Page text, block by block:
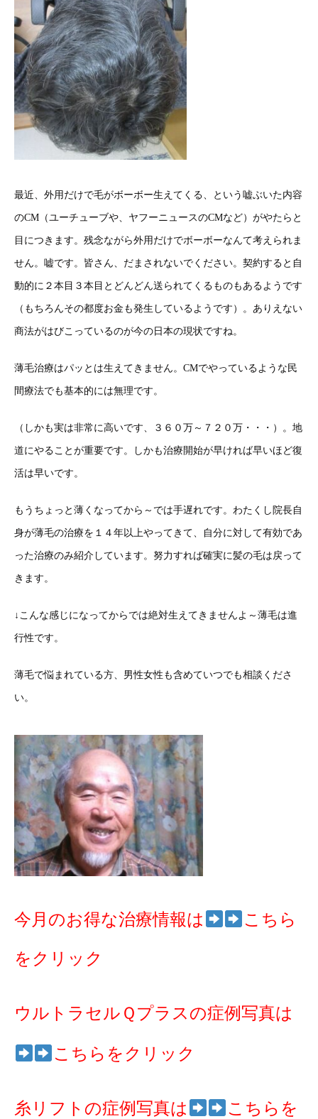
最近、外用だけで毛がボーボー生えてくる、という嘘ぶいた内容
のCM（ユーチューブや、ヤフーニュースのCMなど）がやたらと
目につきます。残念ながら外用だけでボーボーなんて考えられま
せん。嘘です。皆さん、だまされないでください。契約すると自
動的に２本目３本目とどんどん送られてくるものもあるようです
（もちろんその都度お金も発生しているようです）。ありえない
商法がはびこっているのが今の日本の現状ですね。
薄毛治療はパッとは生えてきません。CMでやっているような民
間療法でも基本的には無理です。
（しかも実は非常に高いです、３６０万～７２０万・・・）。地
道にやることが重要です。しかも治療開始が早ければ早いほど復
活は早いです。
もうちょっと薄くなってから～では手遅れです。わたくし院長自
身が薄毛の治療を１４年以上やってきて、自分に対して有効であ
った治療のみ紹介しています。努力すれば確実に髪の毛は戻って
きます。
↓こんな感じになってからでは絶対生えてきませんよ～薄毛は進
行性です。
薄毛で悩まれている方、男性女性も含めていつでも相談くださ
い。
今月のお得な治療情報は こちら
をクリック
ウルトラセルＱプラスの症例写真は
こちらをクリック
糸リフトの症例写真は こちらを